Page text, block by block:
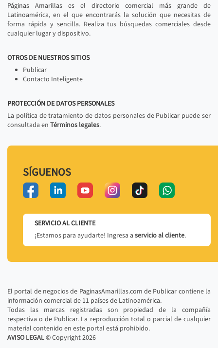
Páginas Amarillas es el directorio comercial más grande de
Latinoamérica, en el que encontrarás la solución que necesitas de
forma rápida y sencilla. Realiza tus búsquedas comerciales desde
cualquier lugar y dispositivo.
OTROS DE NUESTROS SITIOS
Publicar
Contacto Inteligente
PROTECCIÓN DE DATOS PERSONALES
La política de tratamiento de datos personales de Publicar puede ser
consultada en Términos legales.
SÍGUENOS
SERVICIO AL CLIENTE
¡Estamos para ayudarte! Ingresa a servicio al cliente.
El portal de negocios de PaginasAmarillas.com de Publicar contiene la
información comercial de 11 países de Latinoamérica.
Todas las marcas registradas son propiedad de la compañía
respectiva o de Publicar. La reproducción total o parcial de cualquier
material contenido en este portal está prohibido.
AVISO LEGAL© Copyright2026